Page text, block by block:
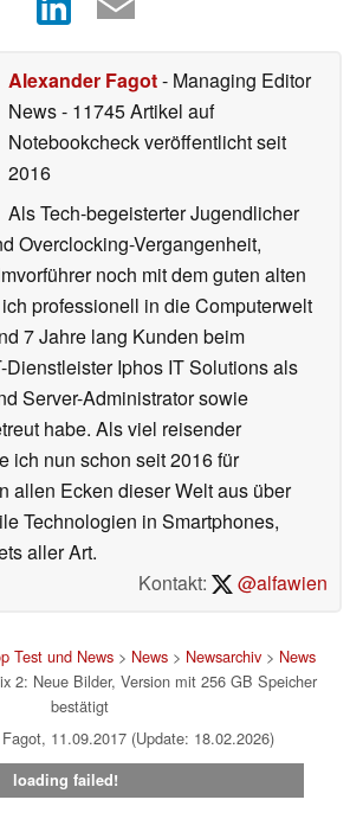
Alexander Fagot- Managing Editor
News- 11745 Artikel auf
Notebookcheck veröffentlichtseit
2016
Als Tech-begeisterter Jugendlicher
Overclocking-Vergangenheit,
noch mit dem guten alten
professionell in die Computerwelt
7 Jahre lang Kunden beim
Dienstleister Iphos IT Solutions als
Server-Administrator sowie
habe. Als viel reisender
ich nun schon seit 2016 für
allen Ecken dieser Welt aus über
Technologien in Smartphones,
aller Art.
Kontakt:
@alfawien
Test und News> News> Newsarchiv> News
2: Neue Bilder, Version mit 256 GB Speicher
bestätigt
11.09.2017 (Update: 18.02.2026)
loading failed!